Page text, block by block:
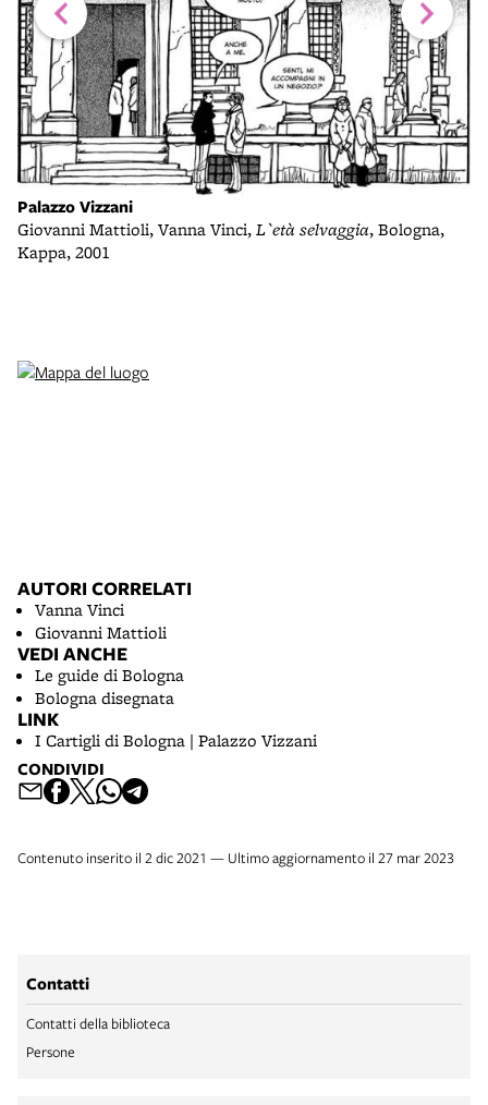
Palazzo Vizzani
Giovanni Mattioli, Vanna Vinci,L`età selvaggia, Bologna,
Kappa, 2001
AUTORI CORRELATI
Vanna Vinci
Giovanni Mattioli
VEDI ANCHE
Le guide di Bologna
Bologna disegnata
LINK
I Cartigli di Bologna | Palazzo Vizzani
CONDIVIDI
Contenuto inserito il 2 dic 2021 — Ultimo aggiornamento il 27 mar 2023
Contatti
Contatti della biblioteca
Persone